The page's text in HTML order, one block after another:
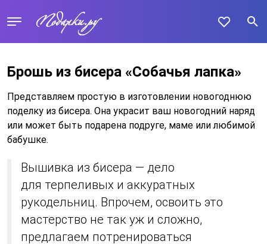
Брошь из бисера «Собачья лапка»
Представляем простую в изготовлении новогоднюю
поделку из бисера. Она украсит ваш новогодний наряд
или может быть подарена подруге, маме или любимой
бабушке.
Вышивка из бисера — дело
для терпеливых и аккуратных
рукодельниц. Впрочем, освоить это
мастерство не так уж и сложно,
предлагаем потренироваться